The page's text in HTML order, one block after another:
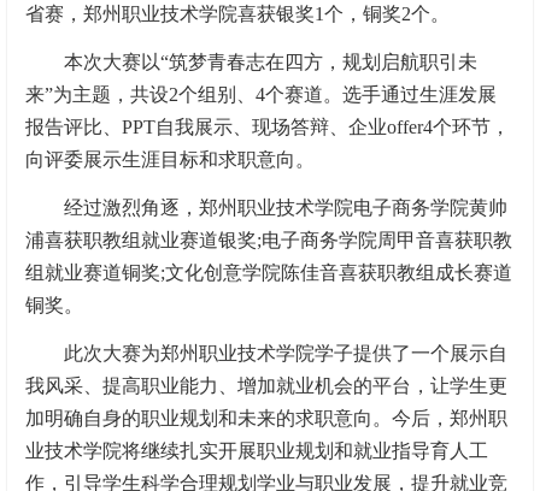
省赛，郑州职业技术学院喜获银奖1个，铜奖2个。
本次大赛以“筑梦青春志在四方，规划启航职引未
来”为主题，共设2个组别、4个赛道。选手通过生涯发展
报告评比、PPT自我展示、现场答辩、企业offer4个环节，
向评委展示生涯目标和求职意向。
经过激烈角逐，郑州职业技术学院电子商务学院黄帅
浦喜获职教组就业赛道银奖;电子商务学院周甲音喜获职教
组就业赛道铜奖;文化创意学院陈佳音喜获职教组成长赛道
铜奖。
此次大赛为郑州职业技术学院学子提供了一个展示自
我风采、提高职业能力、增加就业机会的平台，让学生更
加明确自身的职业规划和未来的求职意向。今后，郑州职
业技术学院将继续扎实开展职业规划和就业指导育人工
作，引导学生科学合理规划学业与职业发展，提升就业竞